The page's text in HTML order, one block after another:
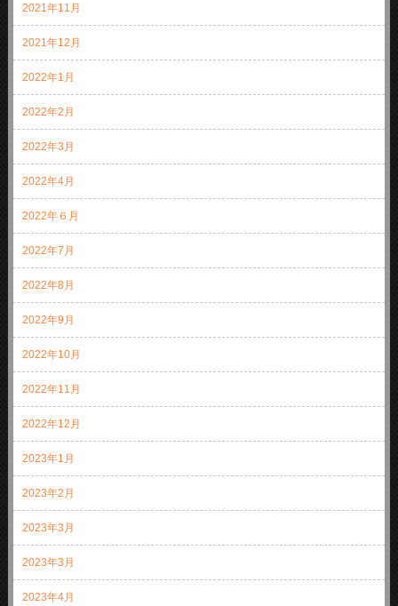
2021年11月
2021年12月
2022年1月
2022年2月
2022年3月
2022年4月
2022年６月
2022年7月
2022年8月
2022年9月
2022年10月
2022年11月
2022年12月
2023年1月
2023年2月
2023年3月
2023年3月
2023年4月